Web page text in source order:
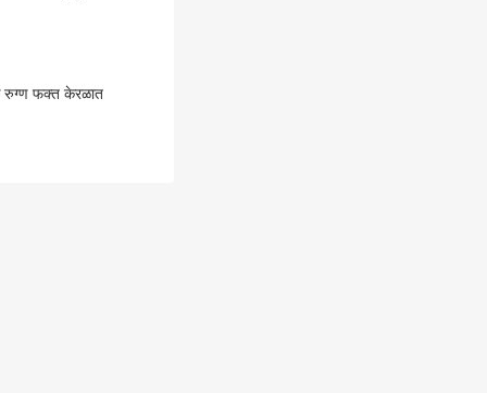
रुग्ण फक्त केरळात